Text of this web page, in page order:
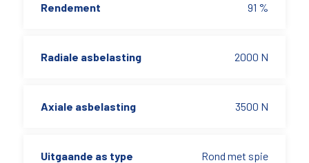
Rendement 91 %
Radiale asbelasting 2000 N
Axiale asbelasting 3500 N
Uitgaande as type Rond met spie